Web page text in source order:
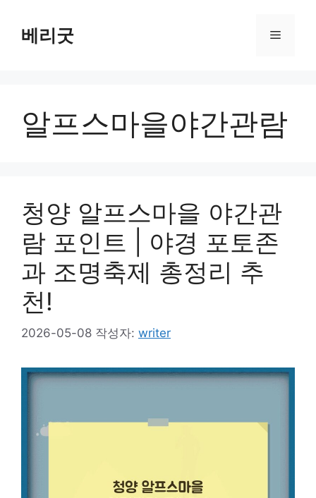
베리굿 메
알프스마을야간관람
청양 알프스마을 야간관
람 포인트 | 야경 포토존
과 조명축제 총정리 추
천!
2026-05-08 작성자: writer